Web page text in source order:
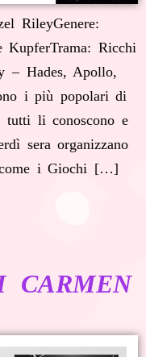
RileyGenere:
KupferTrama: Ricchi
– Hades, Apollo,
i più popolari di
tutti li conoscono e
sera organizzano
come i Giochi […]
CARMEN